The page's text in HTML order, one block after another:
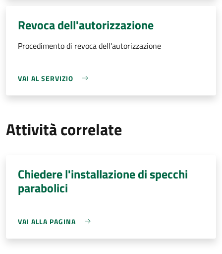
Revoca dell'autorizzazione
Procedimento di revoca dell'autorizzazione
VAI AL SERVIZIO
Attività correlate
Chiedere l'installazione di specchi
parabolici
VAI ALLA PAGINA